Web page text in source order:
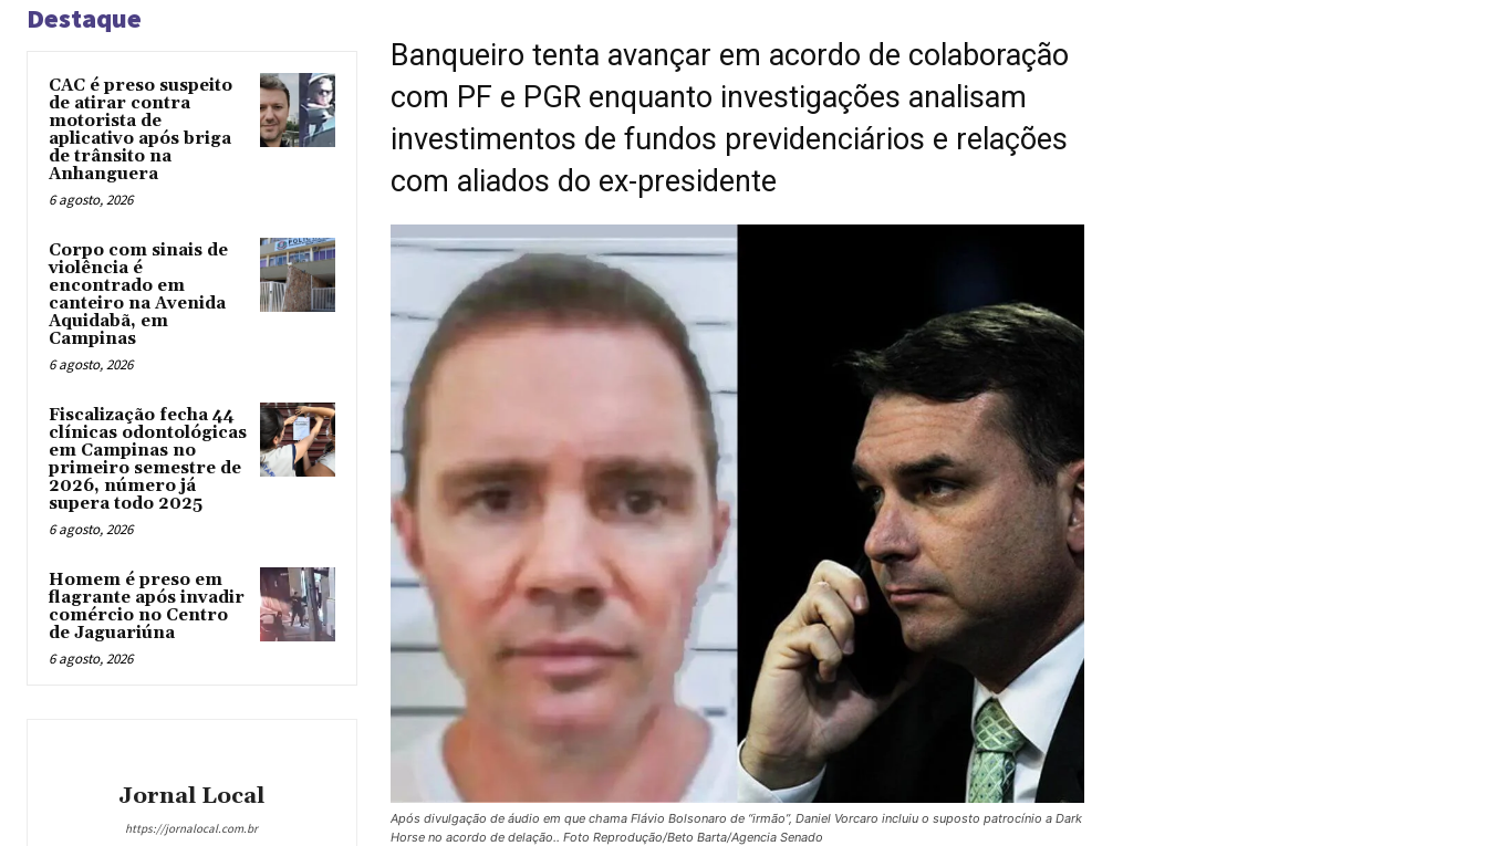
Destaque
CAC é preso suspeito
de atirar contra
motorista de
aplicativo após briga
de trânsito na
Anhanguera
6 agosto, 2026
Corpo com sinais de
violência é
encontrado em
canteiro na Avenida
Aquidabã, em
Campinas
6 agosto, 2026
Fiscalização fecha 44
clínicas odontológicas
em Campinas no
primeiro semestre de
2026, número já
supera todo 2025
6 agosto, 2026
Homem é preso em
flagrante após invadir
comércio no Centro
de Jaguariúna
6 agosto, 2026
Jornal Local
https://jornalocal.com.br
Banqueiro tenta avançar em acordo de colaboração
com PF e PGR enquanto investigações analisam
investimentos de fundos previdenciários e relações
com aliados do ex-presidente
Após divulgação de áudio em que chama Flávio Bolsonaro de “irmão”, Daniel Vorcaro incluiu o suposto patrocínio a Dark
Horse no acordo de delação.. Foto Reprodução/Beto Barta/Agencia Senado